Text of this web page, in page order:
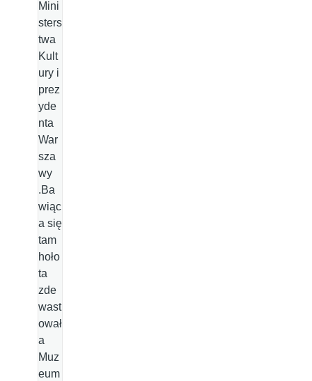
Mini
sters
twa
Kult
ury i
prez
yde
nta
War
sza
wy
.Ba
wiąc
a się
tam
hoło
ta
zde
wast
ował
a
Muz
eum